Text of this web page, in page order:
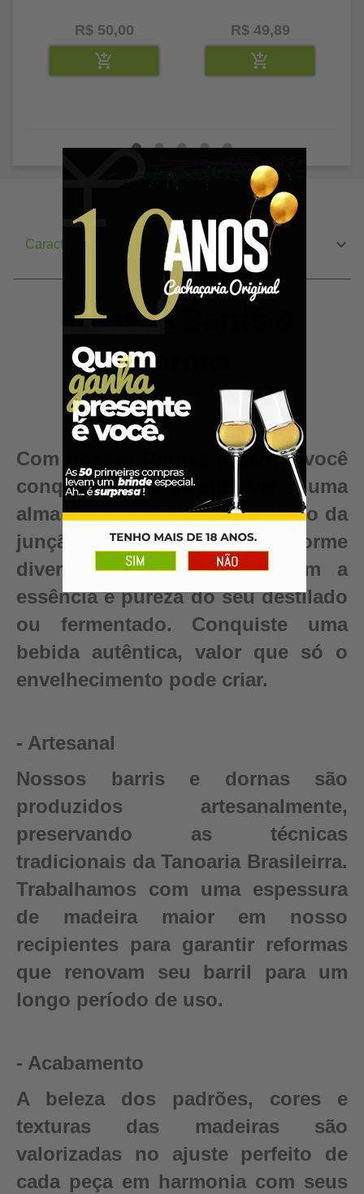
R$ 50,00 R$ 49,89
Características do Produto
Nossos Barris &
Dornas
Com nossas Dornas e Barris, você
conquista algo inestimável – uma
alma para sua bebida, resultado da
junção da nossa enorme
diversidade de madeiras com a
essência e pureza do seu destilado
ou fermentado. Conquiste uma
bebida autêntica, valor que só o
envelhecimento pode criar.
- Artesanal
Nossos barris e dornas são
produzidos artesanalmente,
preservando as técnicas
tradicionais da Tanoaria Brasileirra.
Trabalhamos com uma espessura
de madeira maior em nosso
recipientes para garantir reformas
que renovam seu barril para um
longo período de uso.
- Acabamento
A beleza dos padrões, cores e
texturas das madeiras são
valorizadas no ajuste perfeito de
cada peça em harmonia com seus